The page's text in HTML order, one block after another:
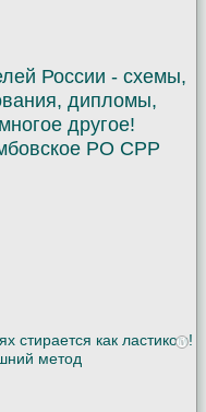
i
стирается как ластиком!
метод